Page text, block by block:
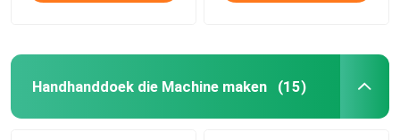
Handhanddoek die Machine maken (15)